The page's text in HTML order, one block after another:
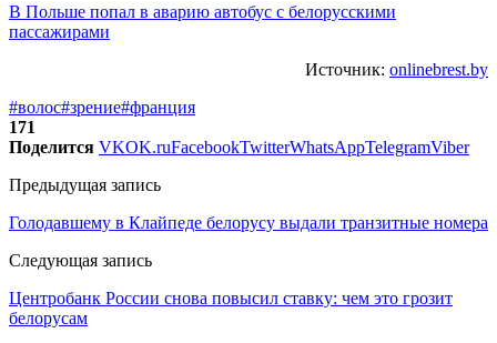
В Польше попал в аварию автобус с белорусскими
пассажирами
Источник: onlinebrest.by
#волос#зрение#франция
171
Поделится VKOK.ruFacebookTwitterWhatsAppTelegramViber
Предыдущая запись
Голодавшему в Клайпеде белорусу выдали транзитные номера
Следующая запись
Центробанк России снова повысил ставку: чем это грозит
белорусам